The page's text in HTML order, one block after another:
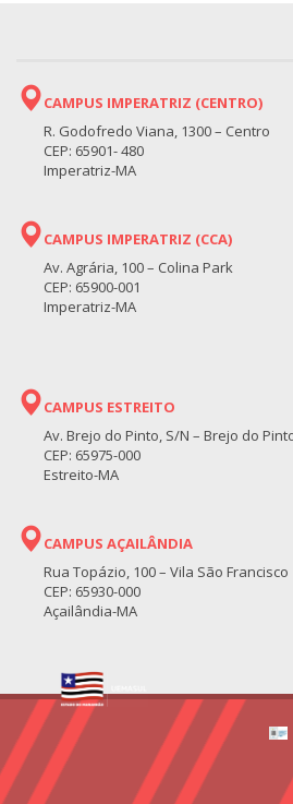
CAMPUS IMPERATRIZ (CENTRO)
R. Godofredo Viana, 1300 – Centro
CEP: 65901- 480
Imperatriz-MA
CAMPUS IMPERATRIZ (CCA)
Av. Agrária, 100 – Colina Park
CEP: 65900-001
Imperatriz-MA
CAMPUS ESTREITO
Av. Brejo do Pinto, S/N – Brejo do
CEP: 65975-000
Estreito-MA
CAMPUS AÇAILÂNDIA
Rua Topázio, 100 – Vila São Francisco
CEP: 65930-000
Açailândia-MA